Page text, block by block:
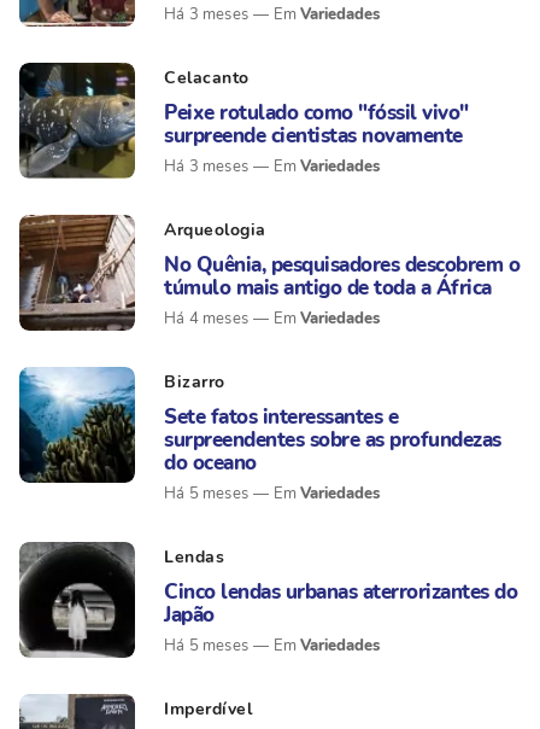
Há 3 meses Variedades
Celacanto
Peixe rotulado como "fóssil vivo"
surpreende cientistas novamente
Há 3 meses Variedades
Arqueologia
No Quênia, pesquisadores descobrem o
túmulo mais antigo de toda a África
Há 4 meses Variedades
Bizarro
Sete fatos interessantes e
surpreendentes sobre as profundezas
do oceano
Há 5 meses Variedades
Lendas
Cinco lendas urbanas aterrorizantes do
Japão
Há 5 meses Variedades
Imperdível